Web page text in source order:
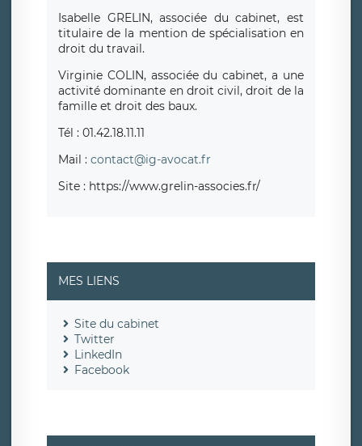
Isabelle GRELIN, associée du cabinet, est
titulaire de la mention de spécialisation en
droit du travail.
Virginie COLIN, associée du cabinet, a une
activité dominante en droit civil, droit de la
famille et droit des baux.
Tél : 01.42.18.11.11
Mail : contact@ig-avocat.fr
Site : https://www.grelin-associes.fr/
MES LIENS
Site du cabinet
Twitter
LinkedIn
Facebook